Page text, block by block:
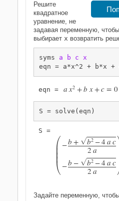
Решите
квадратное
уравнение, не
задавая переменную,
выбирает x возвратить
syms a b c x
eqn = a*x^2 + b*x +
eqn = ax2 +b x+c= 0
S = solve(eqn)



−b+ Gb2 −4ac
2a
−b − Gb2 −4ac
2a
Задайте переменную,